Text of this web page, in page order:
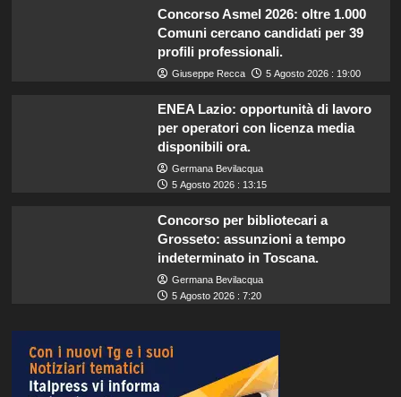
Concorso Asmel 2026: oltre 1.000
Comuni cercano candidati per 39
profili professionali.
Giuseppe Recca 5 Agosto 2026 : 19:00
ENEA Lazio: opportunità di lavoro
per operatori con licenza media
disponibili ora.
Germana Bevilacqua
5 Agosto 2026 : 13:15
Concorso per bibliotecari a
Grosseto: assunzioni a tempo
indeterminato in Toscana.
Germana Bevilacqua
5 Agosto 2026 : 7:20